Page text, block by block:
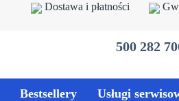
Dostawa i płatności
500 282
Bestsellery Usługi